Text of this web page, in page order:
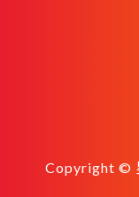
Copyright ©